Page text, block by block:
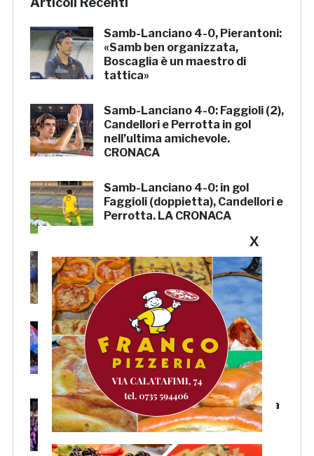
Samb-Lanciano 4-0, Pierantoni:
«Samb ben organizzata,
Boscaglia è un maestro di
tattica»
Samb-Lanciano 4-0: Faggioli (2),
Candellori e Perrotta in gol
nell’ultima amichevole.
CRONACA
Samb-Lanciano 4-0: in gol
Faggioli (doppietta), Candellori e
Perrotta. LA CRONACA
La Samb Beach Soccer batte
Milano 9-3 e va in Semifinale
Scudetto!
Samb, Boscaglia: «Senza voi
tifosi non saremmo nulla.
Promettiamo lavoro e maglia
sudata»
Samb, l’entusiasmo della piazza
per la presentazione della
squadra. LA SERATA
X